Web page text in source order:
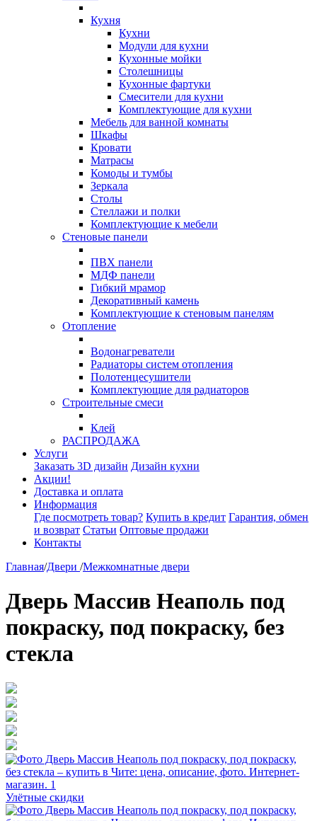
Кухня
Кухни
Модули для кухни
Кухонные мойки
Столешницы
Кухонные фартуки
Смесители для кухни
Комплектующие для кухни
Мебель для ванной комнаты
Шкафы
Кровати
Матрасы
Комоды и тумбы
Зеркала
Столы
Стеллажи и полки
Комплектующие к мебели
Стеновые панели
ПВХ панели
МДФ панели
Гибкий мрамор
Декоративный камень
Комплектующие к стеновым панелям
Отопление
Водонагреватели
Радиаторы систем отопления
Полотенцесушители
Комплектующие для радиаторов
Строительные смеси
Клей
РАСПРОДАЖА
Услуги
Заказать 3D дизайн Дизайн кухни
Акции!
Доставка и оплата
Информация
Где посмотреть товар? Купить в кредит Гарантия, обмен
и возврат Статьи Оптовые продажи
Контакты
Главная/Двери /Межкомнатные двери
Дверь Массив Неаполь под
покраску, под покраску, без
стекла
Улётные скидки